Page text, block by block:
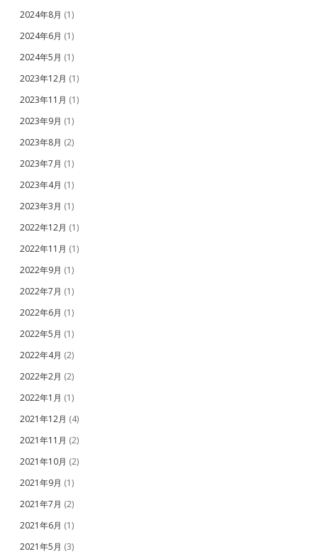
2024年8月 (1)
2024年6月 (1)
2024年5月 (1)
2023年12月 (1)
2023年11月 (1)
2023年9月 (1)
2023年8月 (2)
2023年7月 (1)
2023年4月 (1)
2023年3月 (1)
2022年12月 (1)
2022年11月 (1)
2022年9月 (1)
2022年7月 (1)
2022年6月 (1)
2022年5月 (1)
2022年4月 (2)
2022年2月 (2)
2022年1月 (1)
2021年12月 (4)
2021年11月 (2)
2021年10月 (2)
2021年9月 (1)
2021年7月 (2)
2021年6月 (1)
2021年5月 (3)